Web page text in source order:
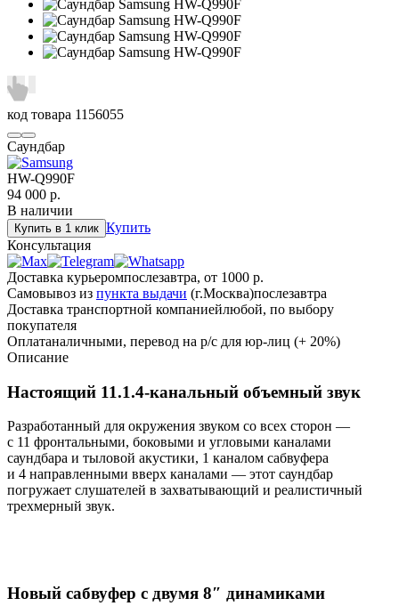
код товара 1156055
Саундбар
HW-Q990F
94 000 р.
В наличии
Купить в 1 клик Купить
Консультация
Доставка курьеромпослезавтра, от 1000 р.
Самовывоз из пункта выдачи (г.Москва)послезавтра
Доставка транспортной компаниейлюбой, по выбору
покупателя
Оплатаналичными, перевод на р/с для юр-лиц (+ 20%)
Описание
Настоящий 11.1.4-канальный объемный звук
Разработанный для окружения звуком со всех сторон —
с 11 фронтальными, боковыми и угловыми каналами
саундбара и тыловой акустики, 1 каналом сабвуфера
и 4 направленными вверх каналами — этот саундбар
погружает слушателей в захватывающий и реалистичный
трехмерный звук.
Новый сабвуфер с двумя 8″ динамиками